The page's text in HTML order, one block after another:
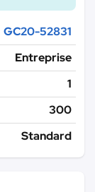
GC20-52831
Entreprise
1
300
Standard